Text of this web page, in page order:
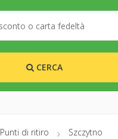
CERCA
Punti di ritiro Szczytno